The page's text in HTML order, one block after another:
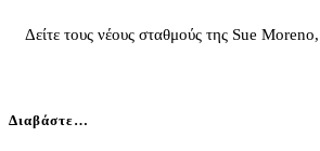
Δείτε τους νέους σταθμούς της Sue
Διαβάστε…